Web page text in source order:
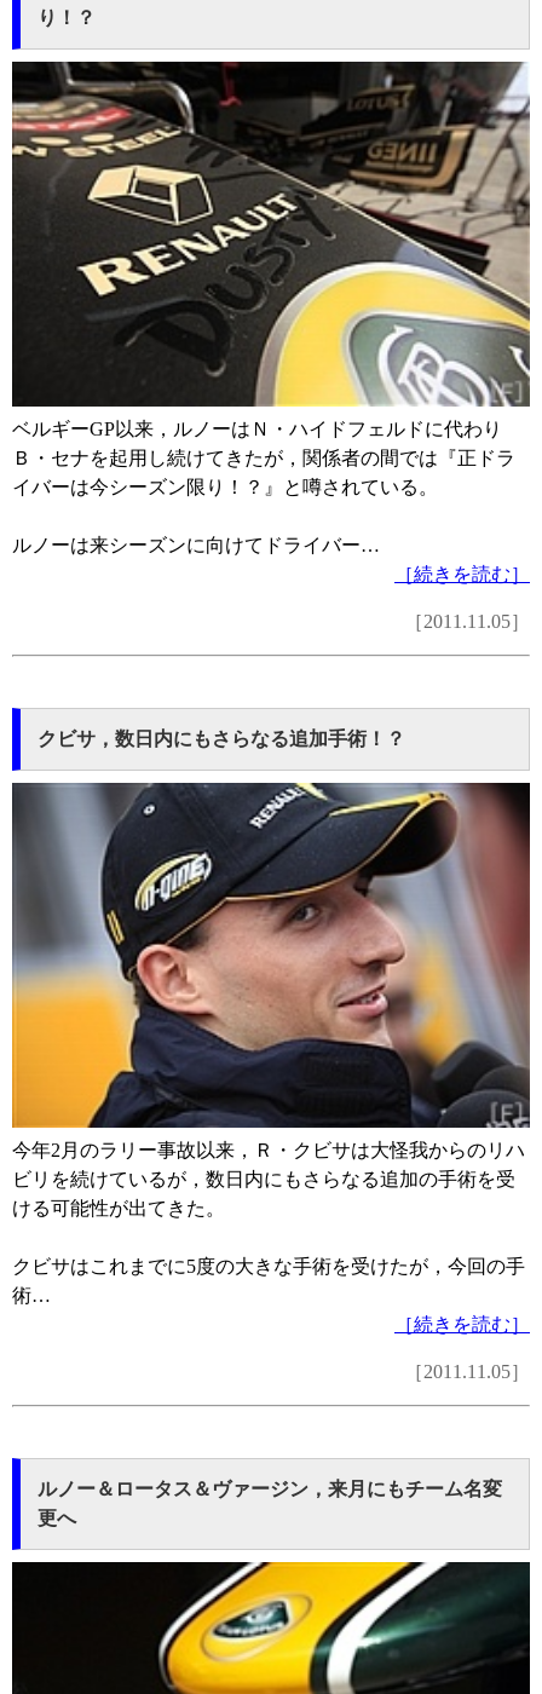
り！？
ベルギーGP以来，ルノーはＮ・ハイドフェルドに代わり
Ｂ・セナを起用し続けてきたが，関係者の間では『正ドラ
イバーは今シーズン限り！？』と噂されている。
ルノーは来シーズンに向けてドライバー…
［続きを読む］
［2011.11.05］
クビサ，数日内にもさらなる追加手術！？
今年2月のラリー事故以来，Ｒ・クビサは大怪我からのリハ
ビリを続けているが，数日内にもさらなる追加の手術を受
ける可能性が出てきた。
クビサはこれまでに5度の大きな手術を受けたが，今回の手
術…
［続きを読む］
［2011.11.05］
ルノー＆ロータス＆ヴァージン，来月にもチーム名変
更へ